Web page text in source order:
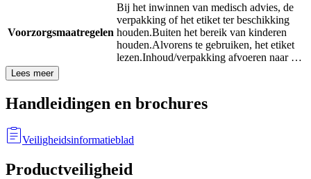
Voorzorgsmaatregelen
Bij het inwinnen van medisch advies, de
verpakking of het etiket ter beschikking
houden.Buiten het bereik van kinderen
houden.Alvorens te gebruiken, het etiket
lezen.Inhoud/verpakking afvoeren naar …
Lees meer
Handleidingen en brochures
Veiligheidsinformatieblad
Productveiligheid